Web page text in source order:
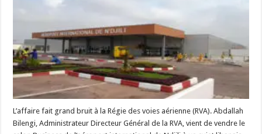
L’affaire fait grand bruit à la Régie des voies aérienne (RVA). Abdallah
Bilengi, Administrateur Directeur Général de la RVA, vient de vendre le